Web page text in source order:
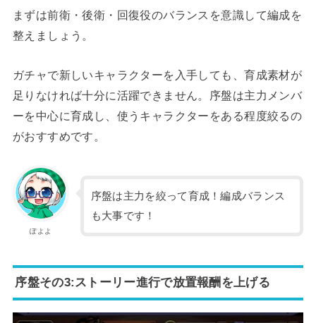
まずは前衛・後衛・回復役のバランスを意識して編成を
整えましょう。
ガチャで新しいキャラクターを入手しても、育成素材が
足りなければ十分に活躍できません。序盤は主力メンバ
ーを中心に育成し、使うキャラクターをある程度絞るの
がおすすめです。
ぽよよ
序盤は主力を絞って育成！編成バランス
も大事です！
序盤その3:ストーリー進行で放置報酬を上げる